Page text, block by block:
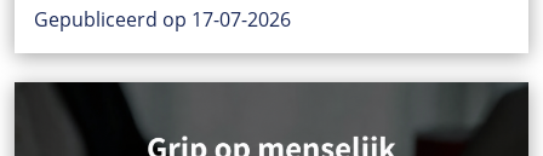
Gepubliceerd op 17-07-2026